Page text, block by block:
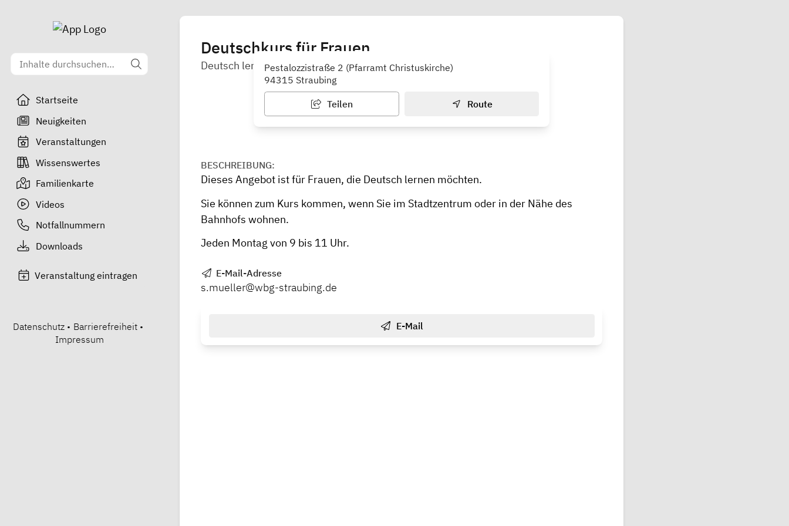
Startseite
Neuigkeiten
Veranstaltungen
Wissenswertes
Familienkarte
Videos
Notfallnummern
Downloads
Veranstaltung eintragen
Datenschutz • Barrierefreiheit •
Impressum
Deutschkurs für Frauen
Deutsch lernen und Deutschland kennen lernen
Pestalozzistraße 2 (Pfarramt Christuskirche)
94315 Straubing
Teilen Route
BESCHREIBUNG:
Dieses Angebot ist für Frauen, die Deutsch lernen möchten.
Sie können zum Kurs kommen, wenn Sie im Stadtzentrum oder in der Nähe des
Bahnhofs wohnen.
Jeden Montag von 9 bis 11 Uhr.
E-Mail-Adresse
s.mueller@wbg-straubing.de
E-Mail